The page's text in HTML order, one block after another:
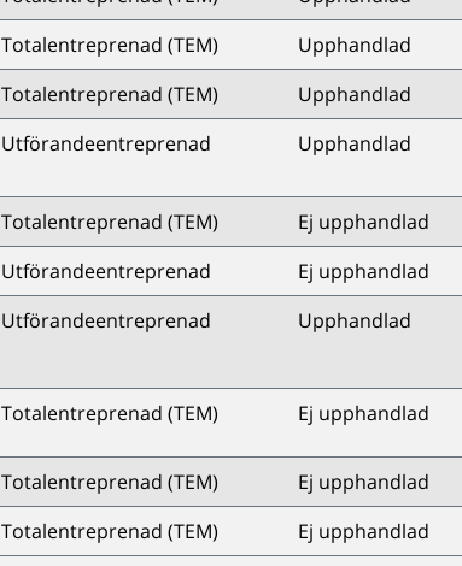
Totalentreprenad (TEM)
Upphandlad
Totalentreprenad (TEM)
Upphandlad
Utförandeentreprenad Upphandlad
Totalentreprenad (TEM)
Ej upphandlad
Utförandeentreprenad
Ej upphandlad
Utförandeentreprenad Upphandlad
Totalentreprenad (TEM) Ej upphandlad
Totalentreprenad (TEM)
Ej upphandlad
Totalentreprenad (TEM) Ej upphandlad